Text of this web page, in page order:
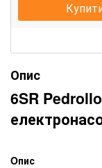
Опис
6SR
Oпис